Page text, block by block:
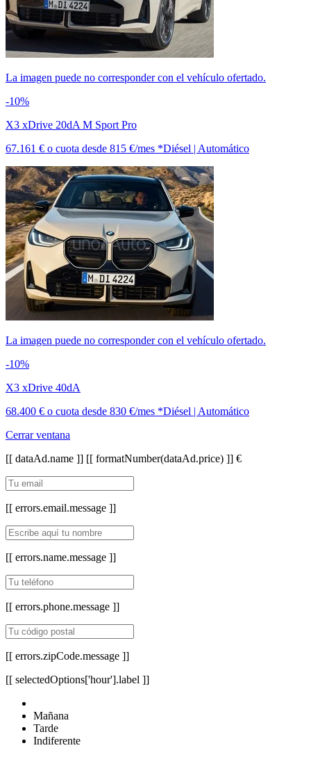
La imagen puede no corresponder con el vehículo ofertado.
-10%
X3 xDrive 20dA M Sport Pro
67.161 € o cuota desde 815 €/mes *Diésel | Automático
La imagen puede no corresponder con el vehículo ofertado.
-10%
X3 xDrive 40dA
68.400 € o cuota desde 830 €/mes *Diésel | Automático
Cerrar ventana
[[ dataAd.name ]] [[ formatNumber(dataAd.price) ]] €
[[ errors.email.message ]]
[[ errors.name.message ]]
[[ errors.phone.message ]]
[[ errors.zipCode.message ]]
[[ selectedOptions['hour'].label ]]
Mañana
Tarde
Indiferente